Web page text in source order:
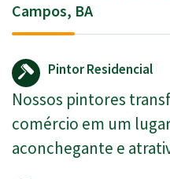
Campos, BA
Pintor Residencial
Nossos pintores
comércio em um
aconchegante e